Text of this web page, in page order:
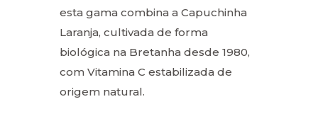
esta gama combina a Capuchinha
Laranja, cultivada de forma
biológica na Bretanha desde 1980,
com Vitamina C estabilizada de
origem natural.